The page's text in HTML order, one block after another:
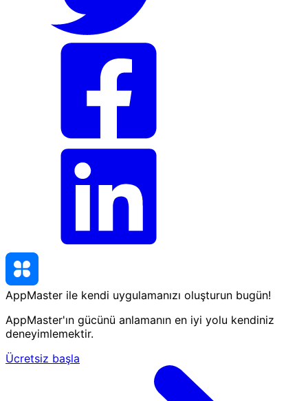
AppMaster ile kendi uygulamanızı oluşturun bugün!
AppMaster'ın gücünü anlamanın en iyi yolu kendiniz
deneyimlemektir.
Ücretsiz başla